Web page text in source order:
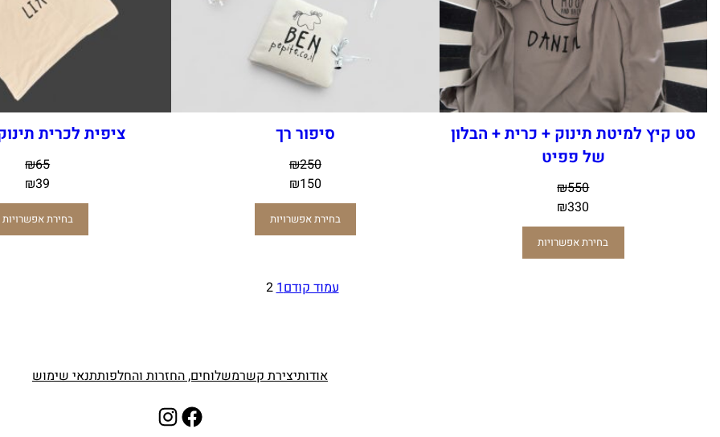
סט קיץ למיטת תינוק + כרית + הבלון
של פפיט
₪550
₪330
בחירת אפשרויות
סיפור רך
₪250
₪150
בחירת אפשרויות
ציפית לכרית תינוק
₪65
₪39
בחירת אפשרויות
עמוד קודם1
2
אודותיצירת קשרמשלוחים, החזרות והחלפותתנאי שימוש
Facebook
Instagram